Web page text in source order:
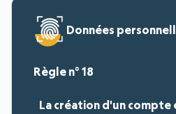
Données
18
La création d'un compte